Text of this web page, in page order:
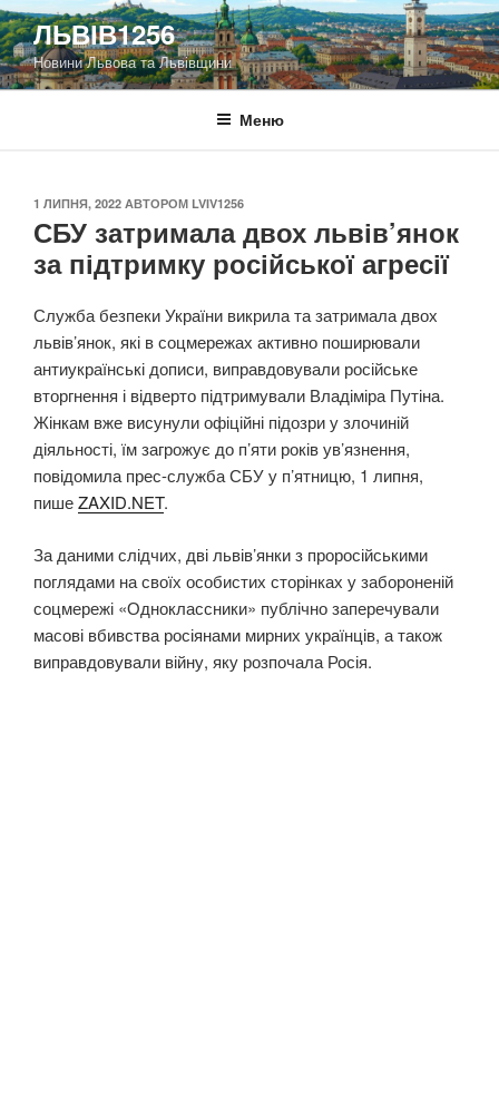
Перейти
до
вмісту
ЛЬВІВ1256
Новини Львова та Львівщини
Меню
ОПУБЛІКОВАНО
1 ЛИПНЯ, 2022 АВТОРОМ LVIV1256
СБУ затримала двох львів’янок
за підтримку російської агресії
Служба безпеки України викрила та затримала двох
львів’янок, які в соцмережах активно поширювали
антиукраїнські дописи, виправдовували російське
вторгнення і відверто підтримували Владіміра Путіна.
Жінкам вже висунули офіційні підозри у злочиній
діяльності, їм загрожує до п’яти років ув’язнення,
повідомила прес-служба СБУ у п’ятницю, 1 липня,
пишеZAXID.NET.
За даними слідчих, дві львів’янки з проросійськими
поглядами на своїх особистих сторінках у забороненій
соцмережі «Одноклассники» публічно заперечували
масові вбивства росіянами мирних українців, а також
виправдовували війну, яку розпочала Росія.